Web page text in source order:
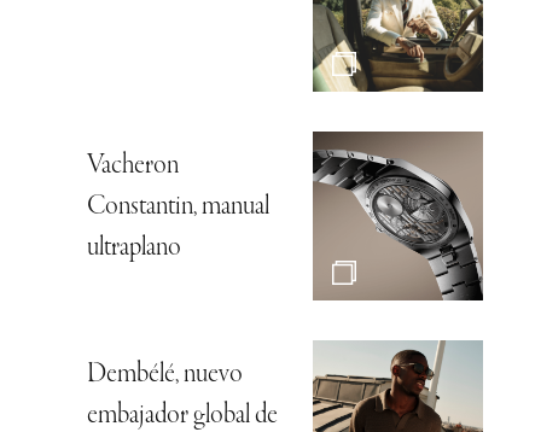
Vacheron
Constantin, manual
ultraplano
Dembélé, nuevo
embajador global de